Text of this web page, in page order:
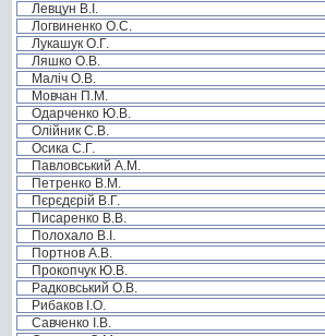
Левцун В.І.
Логвиненко О.С.
Лукашук О.Г.
Ляшко О.В.
Маліч О.В.
Мовчан П.М.
Одарченко Ю.В.
Олійник С.В.
Осика С.Г.
Павловський А.М.
Петренко В.М.
Пєрєдєрій В.Г.
Писаренко В.В.
Полохало В.І.
Портнов А.В.
Прокопчук Ю.В.
Радковський О.В.
Рибаков І.О.
Савченко І.В.